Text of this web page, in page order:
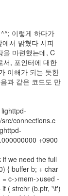
이렇게 하다가
서 밝혔다 시피
을 마련했는데, C
서, 포인터에 대한
이해가 되는 듯한
과 같은 코드도 만
connections.c
+0900
we need the full
{ buffer b; + char
c->mem->used -
( strchr (b.ptr, '\t')